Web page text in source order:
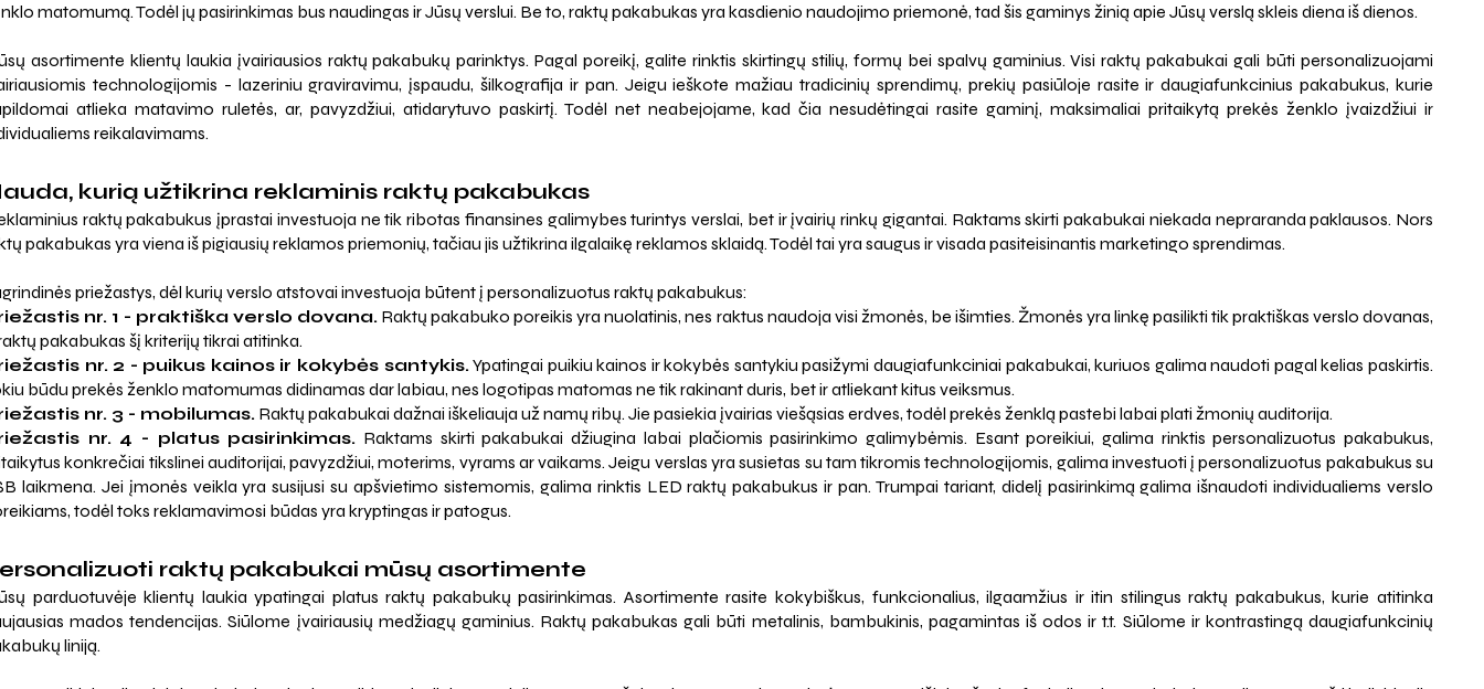
matomumą. Todėl jų pasirinkimas bus naudingas ir Jūsų verslui. Be to, raktų pakabukas yra kasdienio naudojimo priemonė, tad šis gaminys žinią apie Jūsų verslą skleis diena iš dienos.
asortimente klientų laukia įvairiausios raktų pakabukų parinktys. Pagal poreikį, galite rinktis skirtingų stilių, formų bei spalvų gaminius. Visi raktų pakabukai gali būti personalizuojami
technologijomis - lazeriniu graviravimu, įspaudu, šilkografija ir pan. Jeigu ieškote mažiau tradicinių sprendimų, prekių pasiūloje rasite ir daugiafunkcinius pakabukus, kurie
atlieka matavimo ruletės, ar, pavyzdžiui, atidarytuvo paskirtį. Todėl net neabejojame, kad čia nesudėtingai rasite gaminį, maksimaliai pritaikytą prekės ženklo įvaizdžiui ir
reikalavimams.
kurią užtikrina reklaminis raktų pakabukas
raktų pakabukus įprastai investuoja ne tik ribotas finansines galimybes turintys verslai, bet ir įvairių rinkų gigantai. Raktams skirti pakabukai niekada nepraranda paklausos. Nors
pakabukas yra viena iš pigiausių reklamos priemonių, tačiau jis užtikrina ilgalaikę reklamos sklaidą. Todėl tai yra saugus ir visada pasiteisinantis marketingo sprendimas.
priežastys, dėl kurių verslo atstovai investuoja būtent į personalizuotus raktų pakabukus:
nr. 1 - praktiška verslo dovana. Raktų pakabuko poreikis yra nuolatinis, nes raktus naudoja visi žmonės, be išimties. Žmonės yra linkę pasilikti tik praktiškas verslo dovanas,
pakabukas šį kriterijų tikrai atitinka.
nr. 2 - puikus kainos ir kokybės santykis.Ypatingai puikiu kainos ir kokybės santykiu pasižymi daugiafunkciniai pakabukai, kuriuos galima naudoti pagal kelias paskirtis.
būdu prekės ženklo matomumas didinamas dar labiau, nes logotipas matomas ne tik rakinant duris, bet ir atliekant kitus veiksmus.
nr. 3 - mobilumas. Raktų pakabukai dažnai iškeliauja už namų ribų. Jie pasiekia įvairias viešąsias erdves, todėl prekės ženklą pastebi labai plati žmonių auditorija.
nr. 4 - platus pasirinkimas. Raktams skirti pakabukai džiugina labai plačiomis pasirinkimo galimybėmis. Esant poreikiui, galima rinktis personalizuotus pakabukus,
konkrečiai tikslinei auditorijai, pavyzdžiui, moterims, vyrams ar vaikams. Jeigu verslas yra susietas su tam tikromis technologijomis, galima investuoti į personalizuotus pakabukus su
laikmena. Jei įmonės veikla yra susijusi su apšvietimo sistemomis, galima rinktis LED raktų pakabukus ir pan. Trumpai tariant, didelį pasirinkimą galima išnaudoti individualiems verslo
todėl toks reklamavimosi būdas yra kryptingas ir patogus.
raktų pakabukai mūsų asortimente
parduotuvėje klientų laukia ypatingai platus raktų pakabukų pasirinkimas. Asortimente rasite kokybiškus, funkcionalius, ilgaamžius ir itin stilingus raktų pakabukus, kurie atitinka
mados tendencijas. Siūlome įvairiausių medžiagų gaminius. Raktų pakabukas gali būti metalinis, bambukinis, pagamintas iš odos ir t.t. Siūlome ir kontrastingą daugiafunkcinių
liniją.